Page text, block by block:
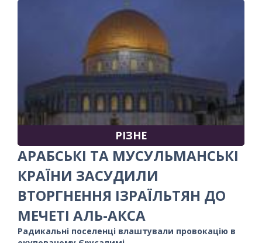
РІЗНЕ
АРАБСЬКІ ТА МУСУЛЬМАНСЬКІ
КРАЇНИ ЗАСУДИЛИ
ВТОРГНЕННЯ ІЗРАЇЛЬТЯН ДО
МЕЧЕТІ АЛЬ-АКСА
Радикальні поселенці влаштували провокацію в